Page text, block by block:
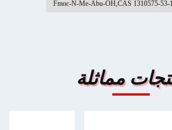
مماثلة